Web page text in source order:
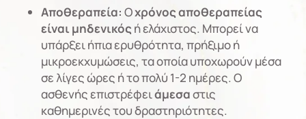
Αποθεραπεία: Οχρόνος αποθεραπείας
είναι μηδενικός ή ελάχιστος. Μπορεί να
υπάρξει ήπια ερυθρότητα, πρήξιμο ή
μικροεκχυμώσεις, τα οποία υποχωρούν μέσα
σε λίγες ώρες ή το πολύ 1-2 ημέρες. Ο
ασθενής επιστρέφειάμεσαστις
καθημερινές του δραστηριότητες.